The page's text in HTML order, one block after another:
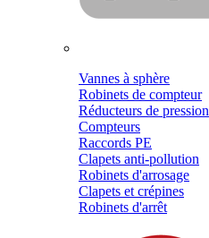
Vannes à sphère
Robinets de compteur
Réducteurs de pression
Compteurs
Raccords PE
Clapets anti-pollution
Robinets d'arrosage
Clapets et crépines
Robinets d'arrêt